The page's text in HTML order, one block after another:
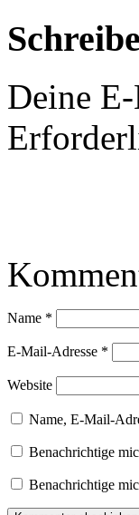
Deine
Name *
E-Mail-Adresse *
Website
Name, E-Mail-
Benachrichtige
Benachrichtige